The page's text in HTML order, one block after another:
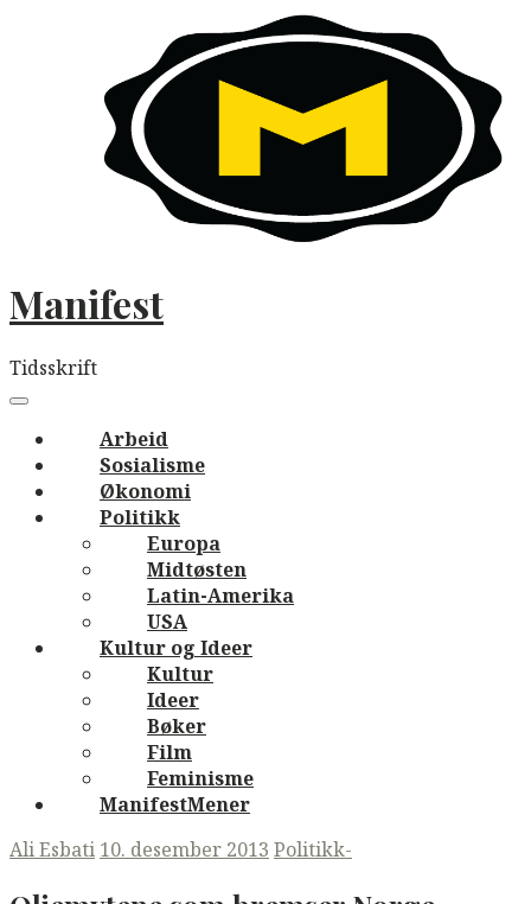
Manifest
Tidsskrift
navigation
Menu
Arbeid
Sosialisme
Økonomi
Politikk
Europa
Midtøsten
Latin-Amerika
USA
Kultur og Ideer
Kultur
Ideer
Bøker
Film
Feminisme
ManifestMener
Ali Esbati 10. desember 2013 Politikk-